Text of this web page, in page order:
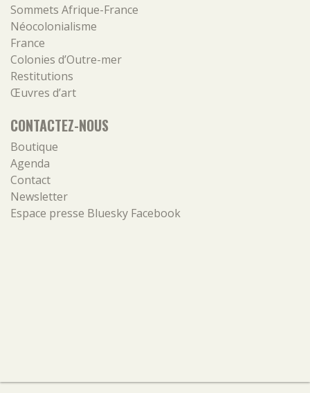
Sommets Afrique-France
Néocolonialisme
France
Colonies d’Outre-mer
Restitutions
Œuvres d’art
CONTACTEZ-NOUS
Boutique
Agenda
Contact
Newsletter
Espace presse Bluesky Facebook